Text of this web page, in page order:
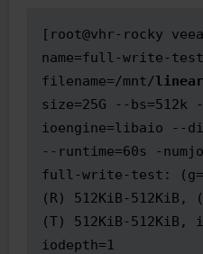
[root@vhr-rocky
name=full-write-
filename=/mnt/linear
size=25G --
ioengine=libaio --
--runtime=60s -
full-write-test:
(R) 512KiB-512KiB,
(T) 512KiB-512KiB,
iodepth=1